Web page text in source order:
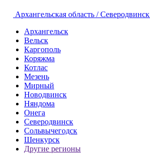
Архангельская область / Северодвинск
Архангельск
Вельск
Каргополь
Коряжма
Котлас
Мезень
Мирный
Новодвинск
Няндома
Онега
Северодвинск
Сольвычегодск
Шенкурск
Другие регионы